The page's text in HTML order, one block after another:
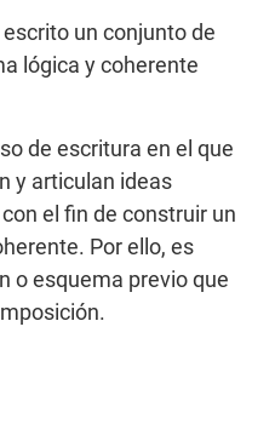
un conjunto de
lógica y coherente
de escritura en el que
y articulan ideas
el fin de construir un
Por ello, es
o esquema previo que